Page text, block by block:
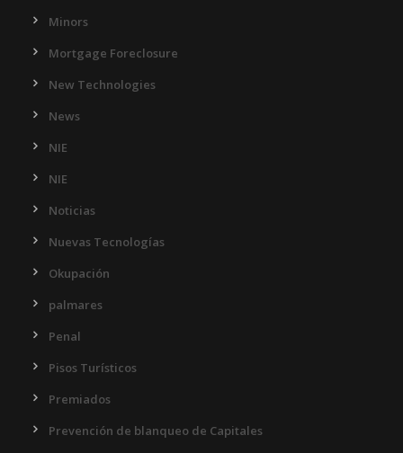
Minors
Mortgage Foreclosure
New Technologies
News
NIE
NIE
Noticias
Nuevas Tecnologías
Okupación
palmares
Penal
Pisos Turísticos
Premiados
Prevención de blanqueo de Capitales